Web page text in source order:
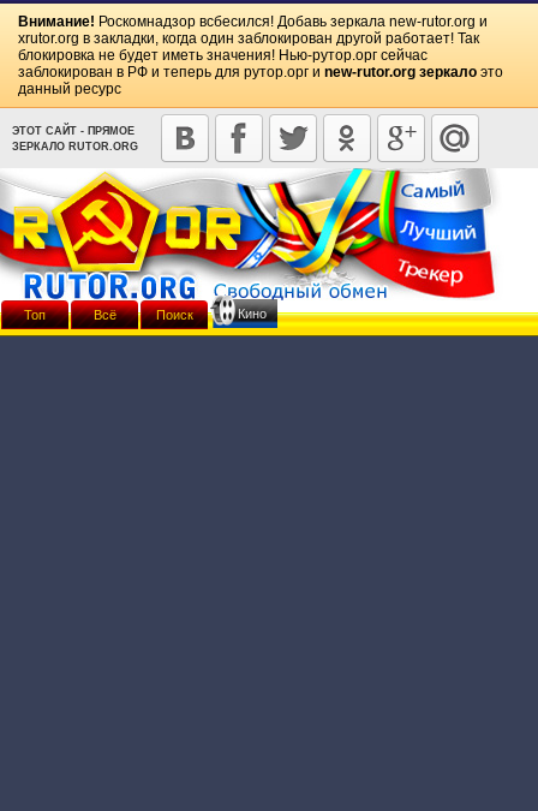
Внимание! Роскомнадзор всбесился! Добавь зеркала new-rutor.org и
xrutor.org в закладки, когда один заблокирован другой работает! Так
блокировка не будет иметь значения! Нью-рутор.орг сейчас
заблокирован в РФ и теперь для рутор.орг и new-rutor.org зеркало это
данный ресурс
ЭТОТ САЙТ - ПРЯМОЕ
ЗЕРКАЛО RUTOR.ORG